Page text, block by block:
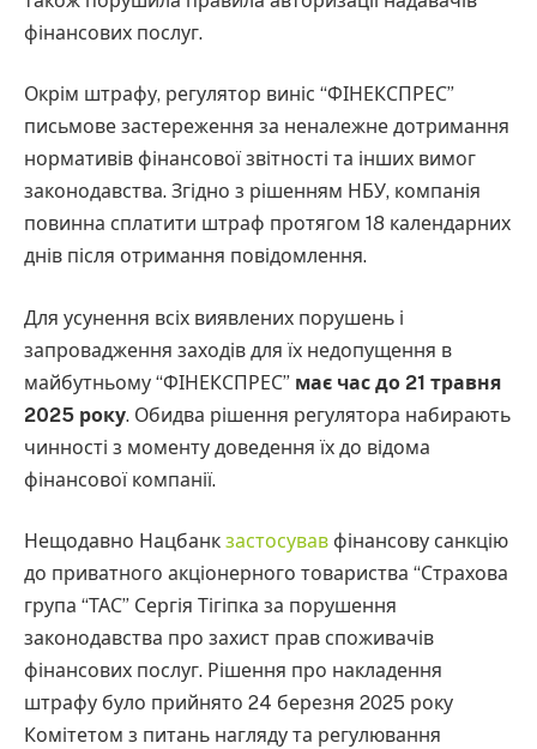
фінансових послуг.
Окрім штрафу, регулятор виніс “ФІНЕКСПРЕС”
письмове застереження за неналежне дотримання
нормативів фінансової звітності та інших вимог
законодавства. Згідно з рішенням НБУ, компанія
повинна сплатити штраф протягом 18 календарних
днів після отримання повідомлення.
Для усунення всіх виявлених порушень і
запровадження заходів для їх недопущення в
майбутньому “ФІНЕКСПРЕС” має час до 21 травня
2025 року. Обидва рішення регулятора набирають
чинності з моменту доведення їх до відома
фінансової компанії.
Нещодавно Нацбанк застосував фінансову санкцію
до приватного акціонерного товариства “Страхова
група “ТАС” Сергія Тігіпка за порушення
законодавства про захист прав споживачів
фінансових послуг. Рішення про накладення
штрафу було прийнято 24 березня 2025 року
Комітетом з питань нагляду та регулювання